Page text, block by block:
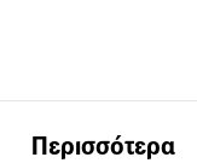
Περισσότερα